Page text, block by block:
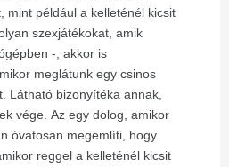
mint például a kelleténél kicsit
szexjátékokat, amik
-, akkor is
meglátunk egy csinos
Látható bizonyítéka annak,
vége. Az egy dolog, amikor
óvatosan megemlíti, hogy
reggel a kelleténél kicsit